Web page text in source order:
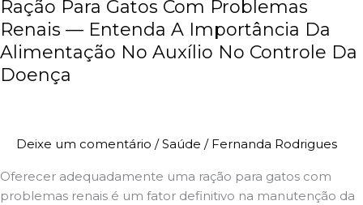
Ração Para Gatos Com Problemas
Renais — Entenda A Importância Da
Alimentação No Auxílio No Controle Da
Doença
Deixe um comentário /Saúde / Fernanda Rodrigues
Oferecer adequadamente uma ração para gatos com
problemas renais é um fator definitivo na manutenção da
No
Auxílio
No
Controle